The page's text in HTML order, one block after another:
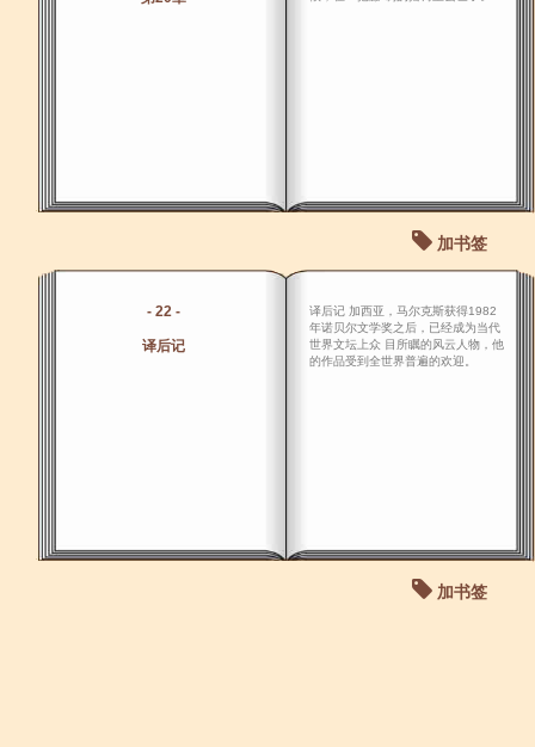
加书签
- 22 -
译后记
译后记 加西亚，马尔克斯获得1982
年诺贝尔文学奖之后，已经成为当代
世界文坛上众 目所瞩的风云人物，他
的作品受到全世界普遍的欢迎。
加书签